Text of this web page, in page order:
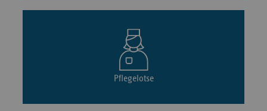
Pflegelotse